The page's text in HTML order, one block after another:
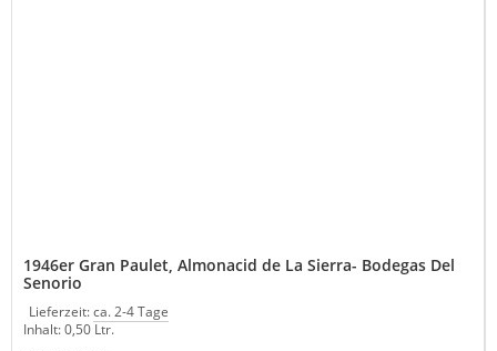
1946er Gran Paulet, Almonacid de La Sierra- Bodegas Del
Senorio
Lieferzeit:ca. 2-4 Tage
Inhalt: 0,50 Ltr.